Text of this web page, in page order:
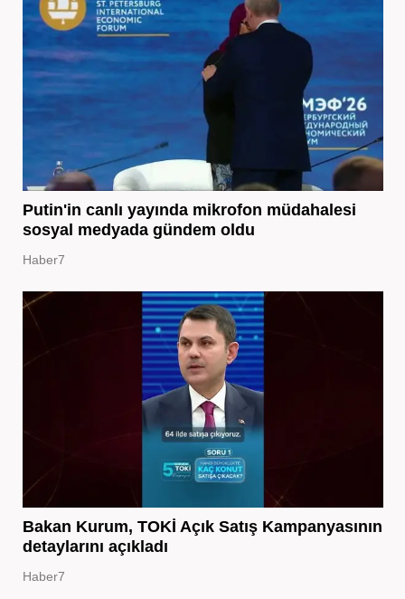
Putin'in canlı yayında mikrofon müdahalesi
sosyal medyada gündem oldu
Haber7
Bakan Kurum, TOKİ Açık Satış Kampanyasının
detaylarını açıkladı
Haber7